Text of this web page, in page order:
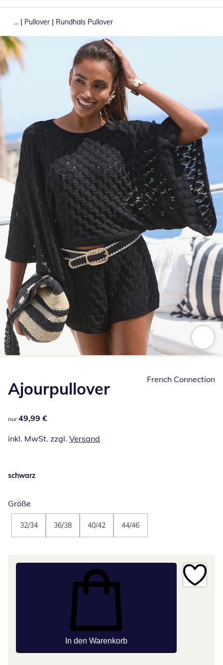
... | Pullover | Rundhals Pullover
Ajourpullover
49,99 €
nur 49,99 €
inkl. MwSt. zzgl. Versand
French Connection
schwarz
Größe
32/34 36/38 40/42 44/46
In den Warenkorb